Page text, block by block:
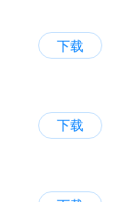
下载
下载